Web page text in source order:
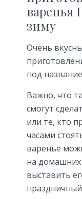
варенья
зиму
Очень
под
Важно, что
смогут
или те, кто
часами
варенье
на домашних
выставить